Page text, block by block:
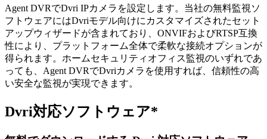
Agent DVRでDvri IPカメラを設定します。当社の無料監視ソ
フトウェアにはDvriモデル向けにカスタマイズされたセット
アップウィザードが含まれており、ONVIFおよびRTSP互換
性により、プラットフォーム全体で柔軟な接続オプションが
得られます。ホームセキュリティオフィス監視のいずれであ
っても、Agent DVRでDvriカメラを使用すれば、信頼性の高
い安全な監視が実現できます。
Dvri対応ソフトウェア*